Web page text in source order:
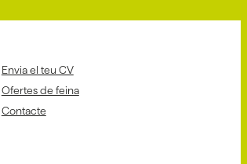
Envia el teu CV
Ofertes de feina
Contacte